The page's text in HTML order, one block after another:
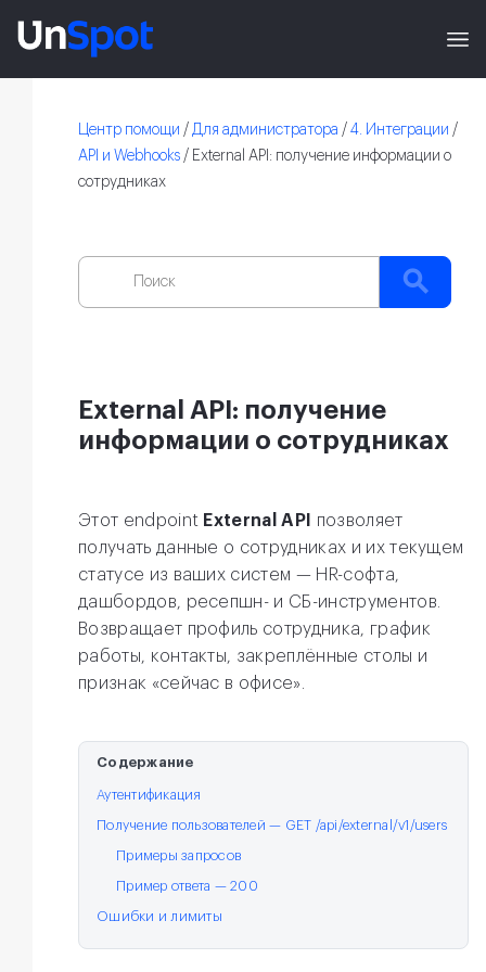
Центр помощи / Для администратора / 4. Интеграции /
API и Webhooks / External API: получение информации о
сотрудниках
External API: получение
информации о сотрудниках
Этот endpoint External API
позволяет
получать данные о сотрудниках и их текущем
статусе из ваших систем — HR-софта,
дашбордов, ресепшн- и СБ-инструментов.
Возвращает профиль сотрудника, график
работы, контакты, закреплённые столы и
признак «сейчас в офисе».
Содержание
Аутентификация
Получение пользователей — GET /api/external/v1/users
Примеры запросов
Пример ответа — 200
Ошибки и лимиты